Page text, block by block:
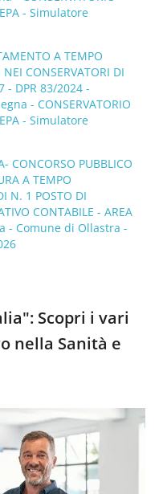
- Simulatore
A TEMPO
CONSERVATORI DI
- DPR 83/2024 -
- CONSERVATORIO
- Simulatore
CONCORSO PUBBLICO
A TEMPO
N. 1 POSTO DI
CONTABILE - AREA
- Comune di Ollastra -
Scopri i vari
nella Sanità e